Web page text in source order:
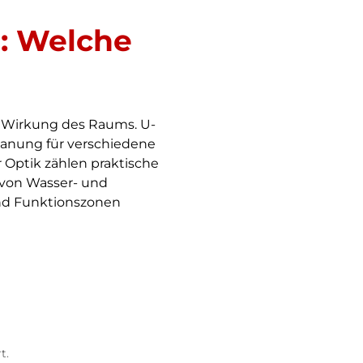
Welche
des Raums. U-
für verschiedene
zählen praktische
Wasser- und
Funktionszonen